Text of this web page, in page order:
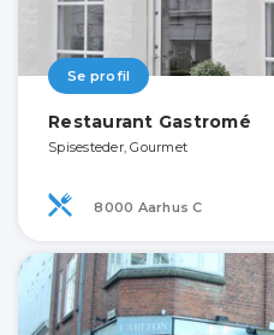
Se profil
Restaurant Gastromé
Spisesteder, Gourmet
8000 Aarhus C